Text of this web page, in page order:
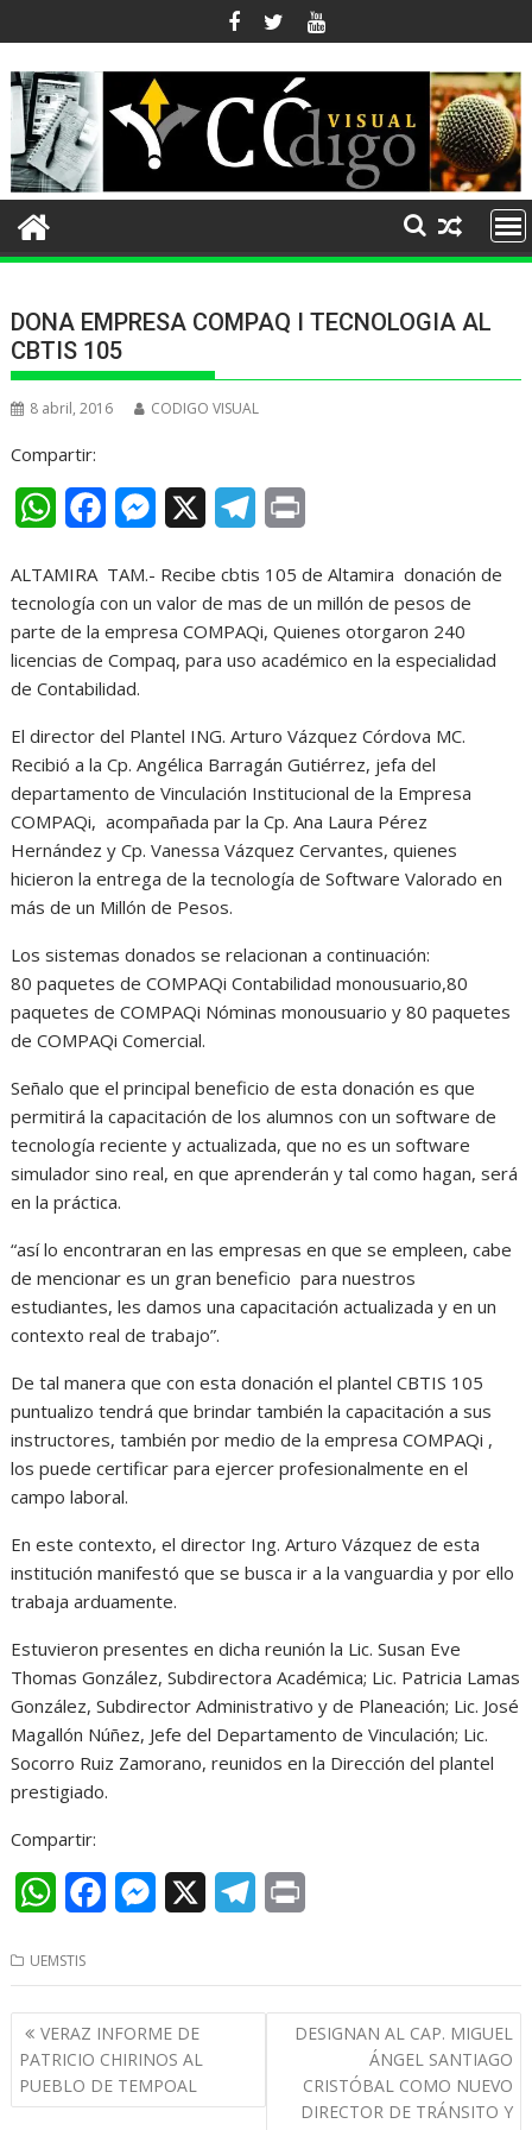
al
contenido
DONA EMPRESA COMPAQ I TECNOLOGIA AL
CBTIS 105
8 abril, 2016 CODIGO VISUAL
Compartir:
W
a
t
s
p
p
c
e
b
o
k
M
s
s
e
g
e
r
l
e
g
a
m
i
n
t
ALTAMIRA TAM.- Recibe cbtis 105 de Altamira donación de
tecnología con un valor de mas de un millón de pesos de
parte de la empresa COMPAQi, Quienes otorgaron 240
licencias de Compaq, para uso académico en la especialidad
de Contabilidad.
El director del Plantel ING. Arturo Vázquez Córdova MC.
Recibió a la Cp. Angélica Barragán Gutiérrez, jefa del
departamento de Vinculación Institucional de la Empresa
COMPAQi, acompañada par la Cp. Ana Laura Pérez
Hernández y Cp. Vanessa Vázquez Cervantes, quienes
hicieron la entrega de la tecnología de Software Valorado en
más de un Millón de Pesos.
Los sistemas donados se relacionan a continuación:
80 paquetes de COMPAQi Contabilidad monousuario,80
paquetes de COMPAQi Nóminas monousuario y 80 paquetes
de COMPAQi Comercial.
Señalo que el principal beneficio de esta donación es que
permitirá la capacitación de los alumnos con un software de
tecnología reciente y actualizada, que no es un software
simulador sino real, en que aprenderán y tal como hagan, será
en la práctica.
“así lo encontraran en las empresas en que se empleen, cabe
de mencionar es un gran beneficio para nuestros
estudiantes, les damos una capacitación actualizada y en un
contexto real de trabajo”.
De tal manera que con esta donación el plantel CBTIS 105
puntualizo tendrá que brindar también la capacitación a sus
instructores, también por medio de la empresa COMPAQi ,
los puede certificar para ejercer profesionalmente en el
campo laboral.
En este contexto, el director Ing. Arturo Vázquez de esta
institución manifestó que se busca ir a la vanguardia y por ello
trabaja arduamente.
Estuvieron presentes en dicha reunión la Lic. Susan Eve
Thomas González, Subdirectora Académica; Lic. Patricia Lamas
González, Subdirector Administrativo y de Planeación; Lic. José
Magallón Núñez, Jefe del Departamento de Vinculación; Lic.
Socorro Ruiz Zamorano, reunidos en la Dirección del plantel
prestigiado.
Compartir:
W
a
t
s
A
e
b
o
M
s
e
n
e
n
UEMSTIS
Navegación
de
entradas
VERAZ INFORME DE
PATRICIO CHIRINOS AL
PUEBLO DE TEMPOAL
DESIGNAN AL CAP. MIGUEL
ÁNGEL SANTIAGO
CRISTÓBAL COMO NUEVO
DIRECTOR DE TRÁNSITO Y